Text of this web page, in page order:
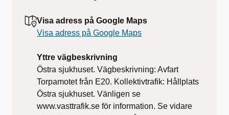
Visa adress på Google Maps
Visa adress på Google Maps
Yttre vägbeskrivning
Östra sjukhuset. Vägbeskrivning: Avfart
Torpamotet från E20. Kollektivtrafik: Hållplats
Östra sjukhuset. Vänligen se
www.vasttrafik.se för information. Se vidare